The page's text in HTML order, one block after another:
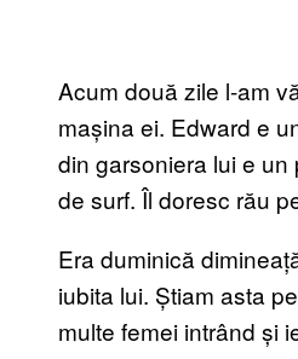
Acum două zile l-am
mașina ei. Edward e
din garsoniera lui e
de surf. Îl doresc rău
Era duminică
iubita lui. Știam asta
multe femei intrând și